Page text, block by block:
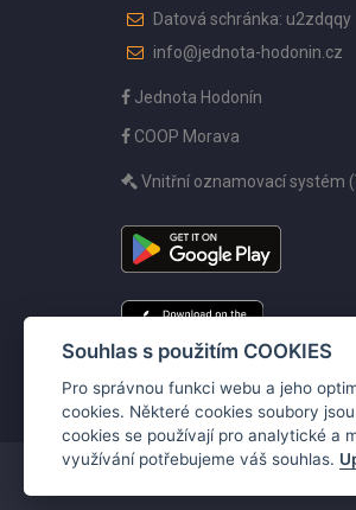
Datová schránka: u2zdqqy
info@jednota-hodonin.cz
Jednota Hodonín
COOP Morava
Vnitřní oznamovací systém
Souhlas s použitím COOKIES
Pro správnou funkci webu a jeho
cookies. Některé cookies soubory
cookies se používají pro analytické a
využívání potřebujeme váš souhlas.